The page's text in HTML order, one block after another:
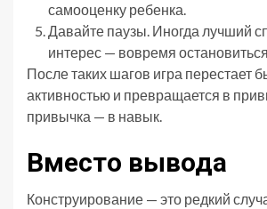
самооценку ребенка.
Давайте паузы. Иногда лучший
интерес — вовремя
После таких шагов игра перестает
активностью и превращается в
привычка — в навык.
Вместо вывода
Конструирование — это редкий